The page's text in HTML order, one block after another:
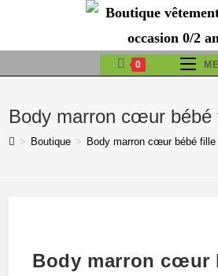
content
0
Body marron cœur bébé
> Boutique > Body marron cœur bébé fille
Body marron cœur